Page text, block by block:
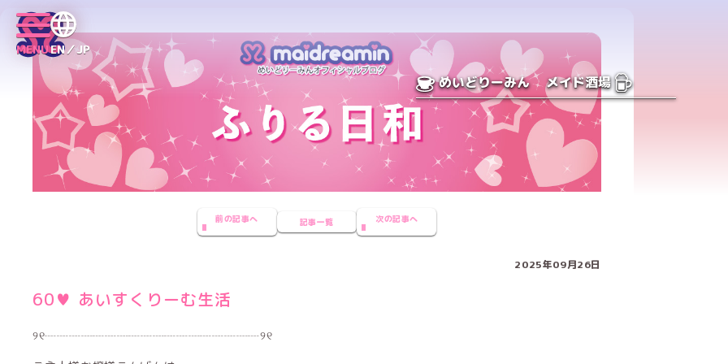
MENUEN／JP
めいどりーみん メイド酒場
前の記事へ 記事一覧 次の記事へ
2025年09月26日
60♥ あいすくりーむ生活
୨୧┈┈┈┈┈┈┈┈┈┈┈┈┈┈┈┈┈┈୨୧